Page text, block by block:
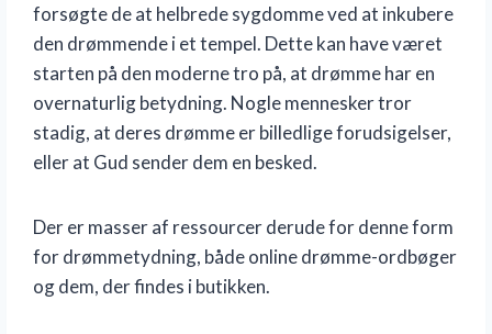
forsøgte de at helbrede sygdomme ved at inkubere
den drømmende i et tempel. Dette kan have været
starten på den moderne tro på, at drømme har en
overnaturlig betydning. Nogle mennesker tror
stadig, at deres drømme er billedlige forudsigelser,
eller at Gud sender dem en besked.
Der er masser af ressourcer derude for denne form
for drømmetydning, både online drømme-ordbøger
og dem, der findes i butikken.